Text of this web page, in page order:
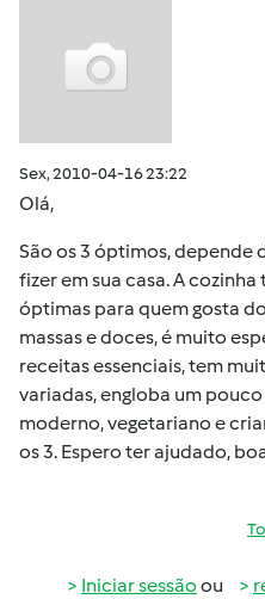
Sex, 2010-04-16 23:22
Olá,
São os 3 óptimos,
fizer em sua casa. A
óptimas para quem gosta
massas e doces, é muito
receitas essenciais, tem
variadas, engloba um
moderno, vegetariano e
os 3. Espero ter ajudado,
Iniciar sessão ou